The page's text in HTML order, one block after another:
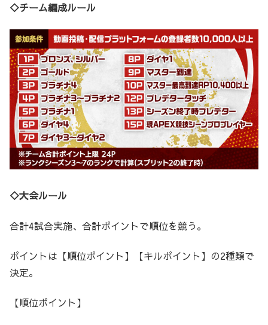
◇チーム編成ルール
◇大会ルール
合計4試合実施、合計ポイントで順位を競う。
ポイントは【順位ポイント】【キルポイント】の2種類で
決定。
【順位ポイント】